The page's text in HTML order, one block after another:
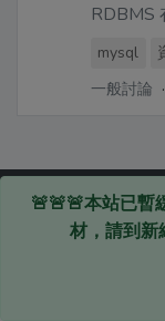
mysql
一般討論 ·
🚨🚨🚨本站已暫
材，請到新
Devs.tw © 2020